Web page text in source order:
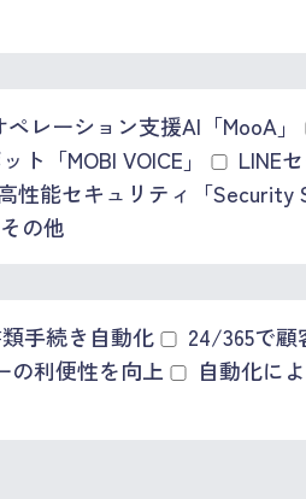
ペレーション支援AI「MooA」
ト「MOBI VOICE」
LINE
性能セキュリティ「Security
その他
手続き自動化
24/365で顧
の利便性を向上 自動化に